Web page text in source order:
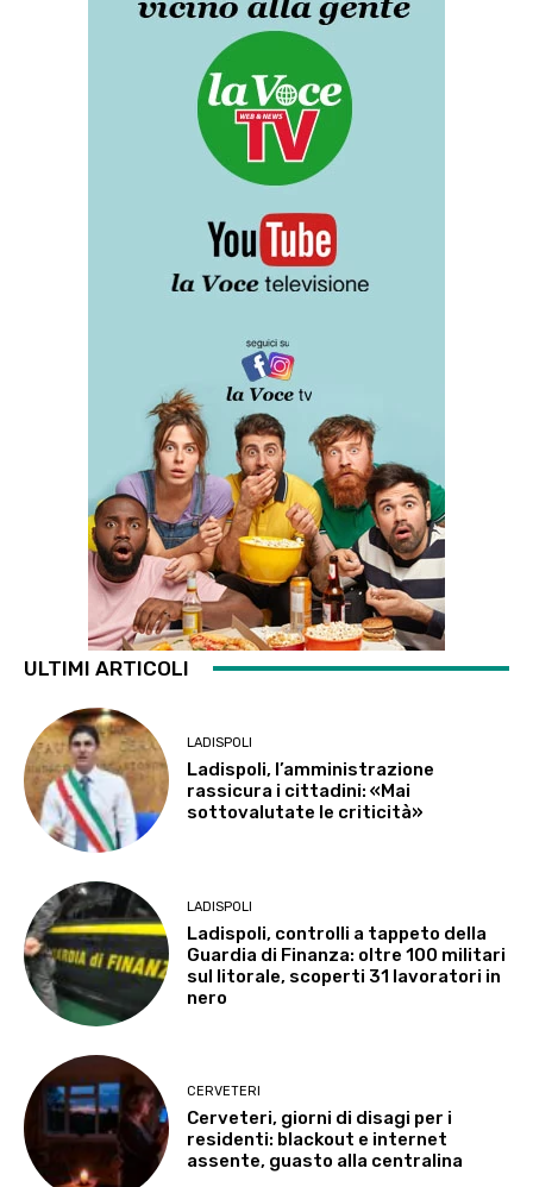
ULTIMI ARTICOLI
LADISPOLI
Ladispoli, l’amministrazione
rassicura i cittadini: «Mai
sottovalutate le criticità»
LADISPOLI
Ladispoli, controlli a tappeto della
Guardia di Finanza: oltre 100 militari
sul litorale, scoperti 31 lavoratori in
nero
CERVETERI
Cerveteri, giorni di disagi per i
residenti: blackout e internet
assente, guasto alla centralina